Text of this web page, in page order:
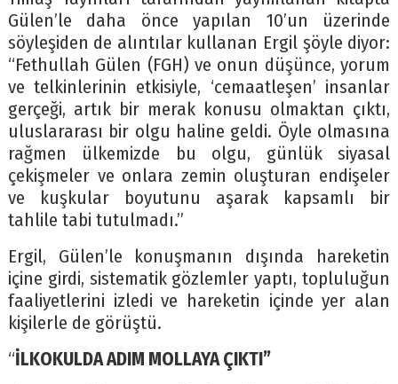
Gülen’le daha önce yapılan 10’un üzerinde
söyleşiden de alıntılar kullanan Ergil şöyle diyor:
“Fethullah Gülen (FGH) ve onun düşünce, yorum
ve telkinlerinin etkisiyle, ‘cemaatleşen’ insanlar
gerçeği, artık bir merak konusu olmaktan çıktı,
uluslararası bir olgu haline geldi. Öyle olmasına
rağmen ülkemizde bu olgu, günlük siyasal
çekişmeler ve onlara zemin oluşturan endişeler
ve kuşkular boyutunu aşarak kapsamlı bir
tahlile tabi tutulmadı.”
Ergil, Gülen’le konuşmanın dışında hareketin
içine girdi, sistematik gözlemler yaptı, topluluğun
faaliyetlerini izledi ve hareketin içinde yer alan
kişilerle de görüştü.
“İLKOKULDA ADIM MOLLAYA ÇIKTI”